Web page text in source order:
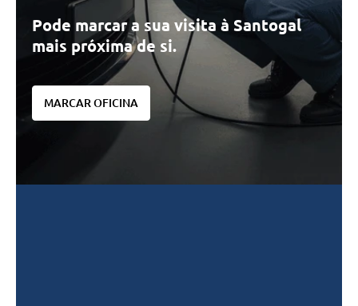
Pode marcar a sua visita à Santogal
mais próxima de si.
MARCAR OFICINA